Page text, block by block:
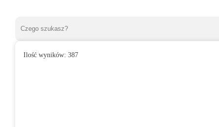
Ilość wyników:387